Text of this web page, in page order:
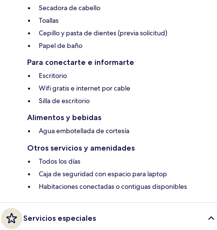
Secadora de cabello
Toallas
Cepillo y pasta de dientes (previa solicitud)
Papel de baño
Para conectarte e informarte
Escritorio
Wifi gratis e internet por cable
Silla de escritorio
Alimentos y bebidas
Agua embotellada de cortesía
Otros servicios y amenidades
Todos los días
Caja de seguridad con espacio para laptop
Habitaciones conectadas o contiguas disponibles
Servicios especiales